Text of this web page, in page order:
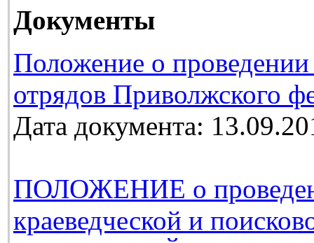
Документы
Положение о
отрядов Приволжского
Дата документа:
ПОЛОЖЕНИЕ о
краеведческой и